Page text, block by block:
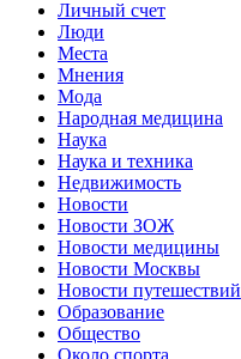
Личный счет
Люди
Места
Мнения
Мода
Народная медицина
Наука
Наука и техника
Недвижимость
Новости
Новости ЗОЖ
Новости медицины
Новости Москвы
Новости путешествий
Образование
Общество
Около спорта